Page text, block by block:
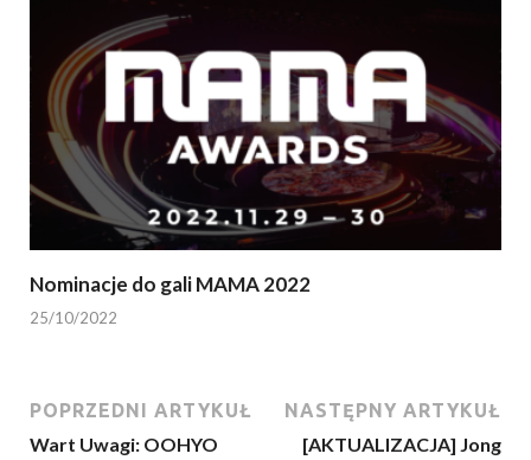
Nominacje do gali MAMA 2022
25/10/2022
POPRZEDNI ARTYKUŁ
Wart Uwagi: OOHYO
NASTĘPNY ARTYKUŁ
[AKTUALIZACJA] Jong